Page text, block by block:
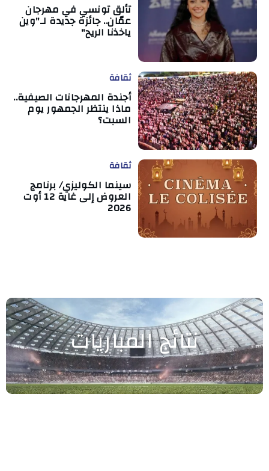
تألق تونسي في مهرجان
عمّان.. جائزة جديدة لـ"وين
ياخذنا الريح"
ثقافة
أجندة المهرجانات الصيفية..
ماذا ينتظر الجمهور يوم
السبت؟
ثقافة
سينما الكوليزي/ برنامج
العروض إلى غاية 12 أوت
2026
نتائج المباريات